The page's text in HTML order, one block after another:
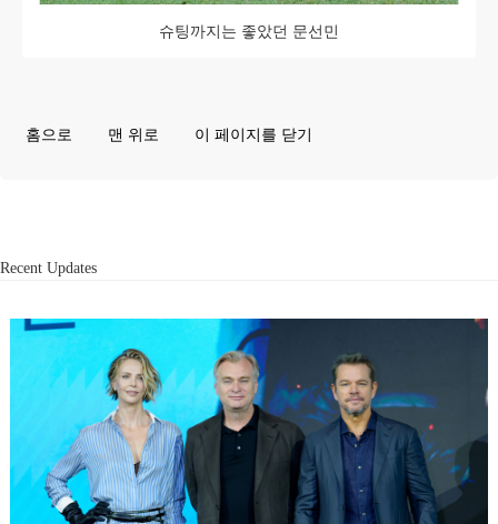
슈팅까지는 좋았던 문선민
홈으로 맨 위로 이 페이지를 닫기
Recent Updates